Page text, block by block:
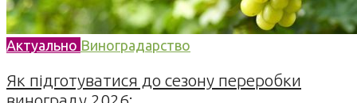
Актуально Виноградарство
Як підготуватися до сезону переробки